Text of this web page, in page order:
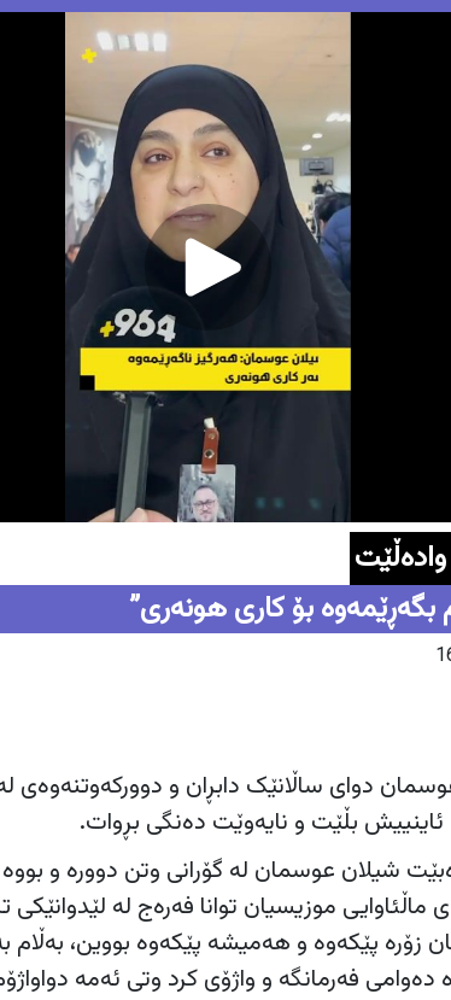
بگەڕێمەوە بۆ کاری هونەری”
دوای ساڵانێک دابڕان و دوورکەوتنەوەی
ئاینییش بڵێت و نایەوێت دەنگی بڕوات.
شیلان عوسمان لە گۆرانی وتن دوورە و بووە
زۆرە پێکەوە و هەمیشە پێکەوە بووین،
دەوامی فەرمانگە و واژۆی کرد وتی ئەمە